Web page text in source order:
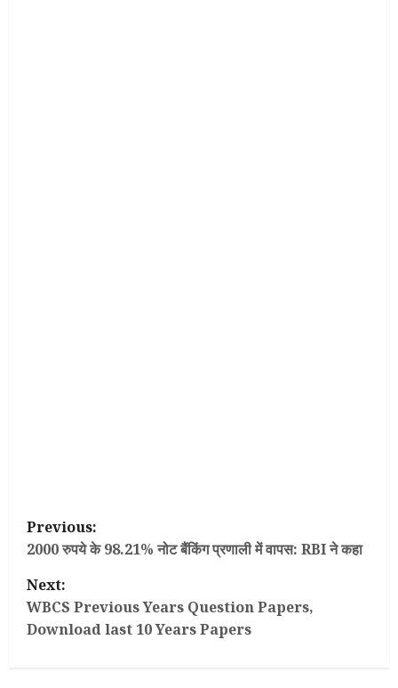
P
o
s
t
Previous:
2000 रुपये के 98.21% नोट बैंकिंग प्रणाली में वापस: RBI ने कहा
Next:
WBCS Previous Years Question Papers,
Download last 10 Years Papers